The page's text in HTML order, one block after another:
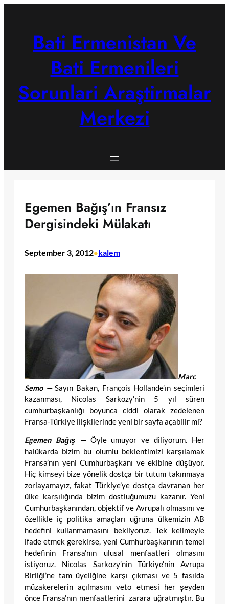
Bati Ermenistan Ve
Bati Ermenileri
Sorunlari Araştirmalar
Merkezi
Egemen Bağış’ın Fransız
Dergisindeki Mülakatı
September 3, 2012•kalem
Marc
Semo —Sayın Bakan, François Hollande’ın seçimleri
kazanması, Nicolas Sarkozy’nin 5 yıl süren
cumhurbaşkanlığı boyunca ciddi olarak zedelenen
Fransa-Türkiye ilişkilerinde yeni bir sayfa açabilir mi?
Egemen Bağış —Öyle umuyor ve diliyorum. Her
halükarda bizim bu olumlu beklentimizi karşılamak
Fransa’nın yeni Cumhurbaşkanı ve ekibine düşüyor.
Hiç kimseyi bize yönelik dostça bir tutum takınmaya
zorlayamayız, fakat Türkiye’ye dostça davranan her
ülke karşılığında bizim dostluğumuzu kazanır. Yeni
Cumhurbaşkanından, objektif ve Avrupalı olmasını ve
özellikle iç politika amaçları uğruna ülkemizin AB
hedefini kullanmamasını bekliyoruz. Tek kelimeyle
ifade etmek gerekirse, yeni Cumhurbaşkanının temel
hedefinin Fransa’nın ulusal menfaatleri olmasını
istiyoruz. Nicolas Sarkozy’nin Türkiye’nin Avrupa
Birliği’ne tam üyeliğine karşı çıkması ve 5 fasılda
müzakerelerin açılmasını veto etmesi her şeyden
önce Fransa’nın menfaatlerini zarara uğratmıştır. Bu